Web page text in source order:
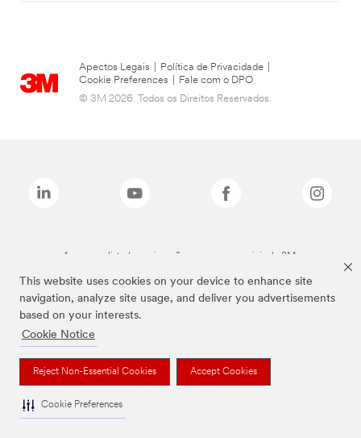
This website uses cookies on your device to enhance site
navigation, analyze site usage, and deliver you advertisements
based on your interests.
Cookie Notice
Reject Non-Essential Cookies Accept Cookies
Cookie Preferences
Apectos Legais Política de Privacidade
Cookie Preferences
Fale com o DPO
© 3M 2026. Todos os Direitos Reservados.
As marcas listadas a cima são marcas comerciais da 3M.